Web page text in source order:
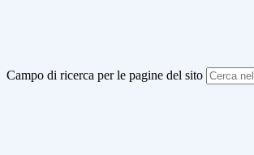
Campo di ricerca per le pagine del sito